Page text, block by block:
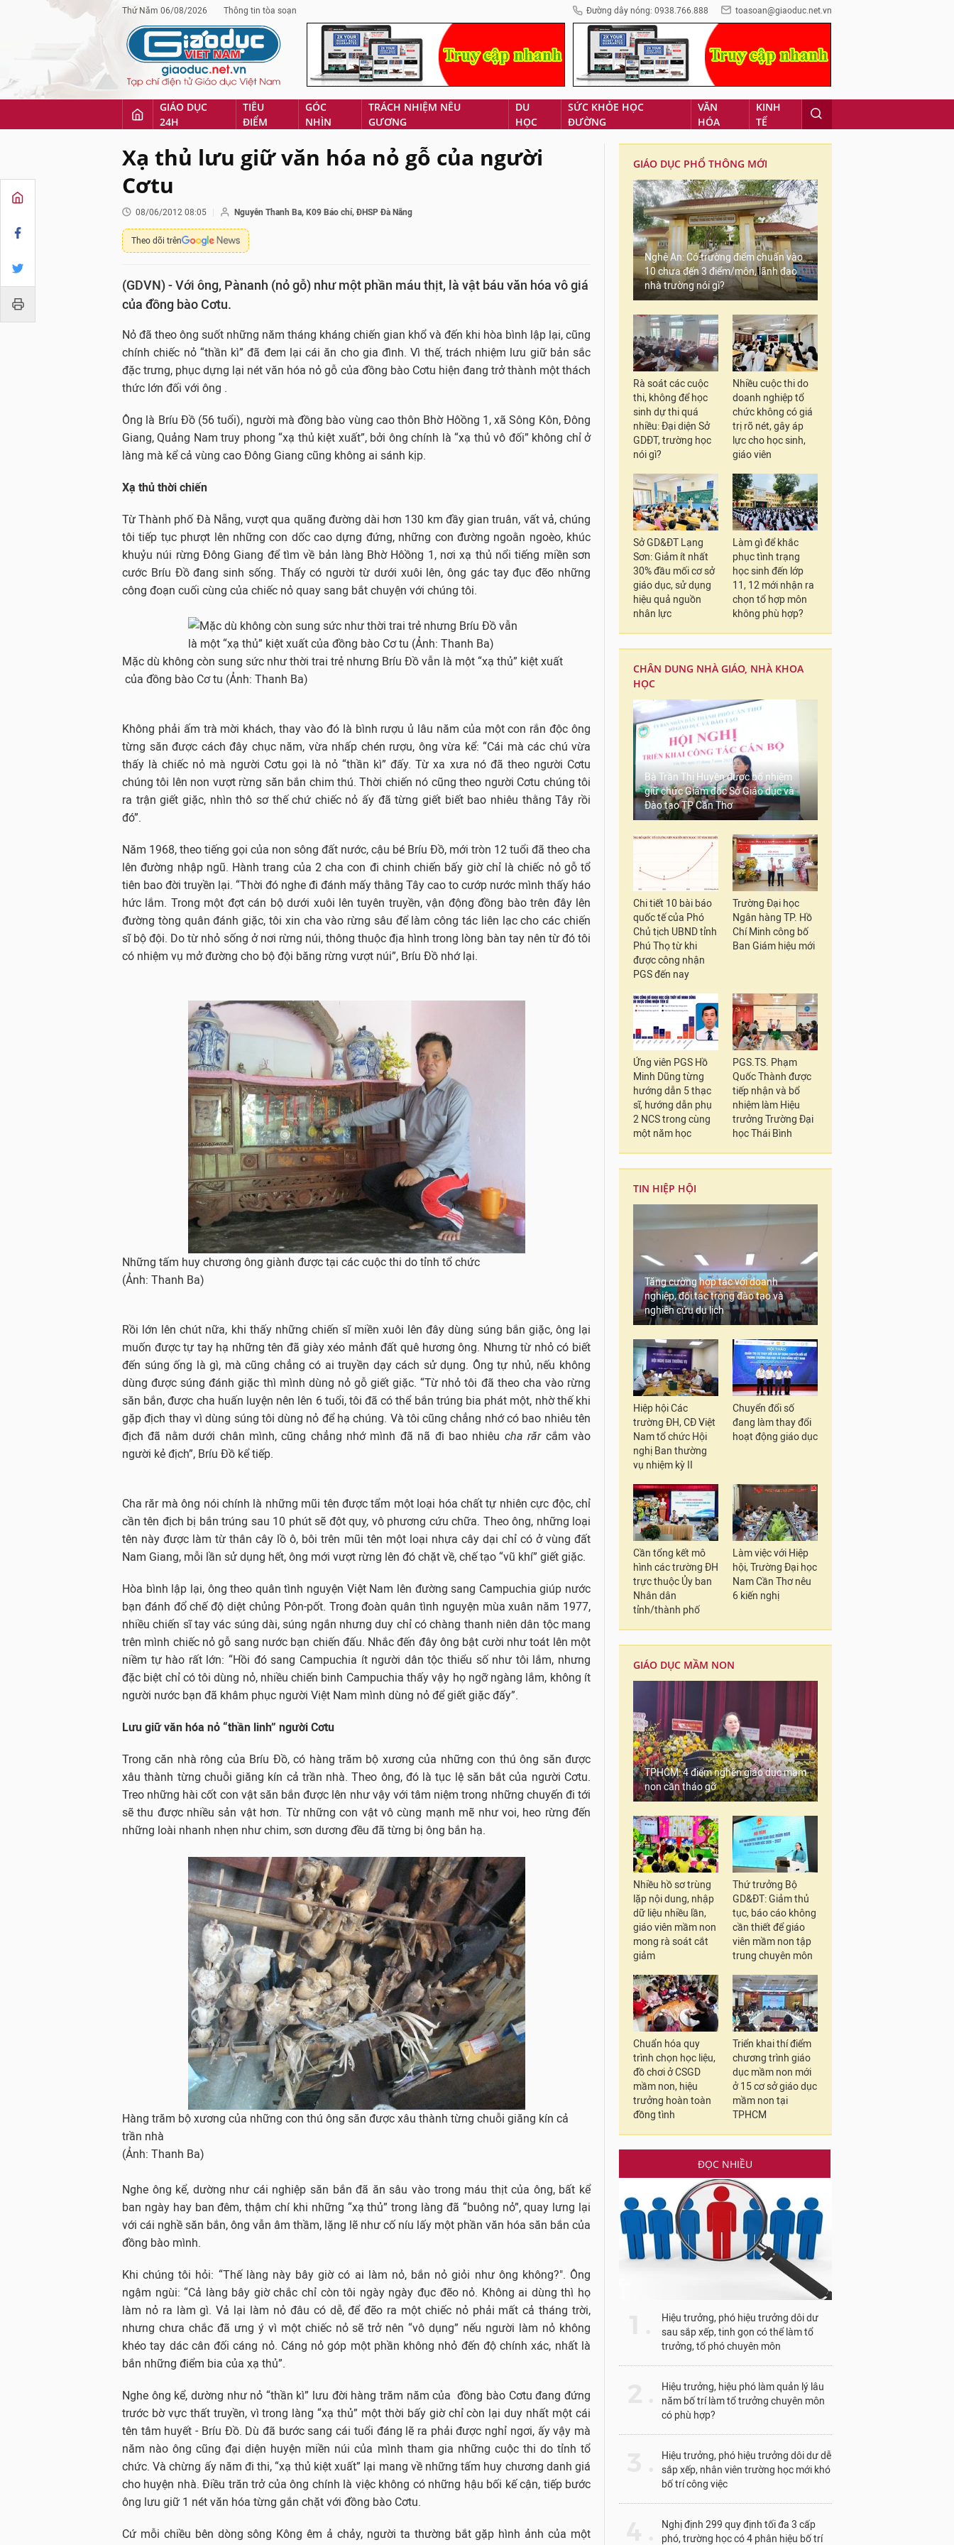
Thứ Năm 06/08/2026 Thông tin tòa soạn Đường dây nóng: 0938.766.888 toasoan@giaoduc.net.vn
GIÁO DỤC
24H
TIÊU
ĐIỂM
GÓC
NHÌN
TRÁCH NHIỆM NÊU
GƯƠNG
DU
HỌC
SỨC KHỎE HỌC
ĐƯỜNG
VĂN
HÓA
KINH
TẾ
Xạ thủ lưu giữ văn hóa nỏ gỗ của người
Cơtu
08/06/2012 08:05 Nguyễn Thanh Ba, K09 Báo chí, ĐHSP Đà Nẵng
Theo dõi trên
(GDVN) - Với ông, Pànanh (nỏ gỗ) như một phần máu thịt, là vật báu văn hóa vô giá
của đồng bào Cơtu.
Nỏ đã theo ông suốt những năm tháng kháng chiến gian khổ và đến khi hòa bình lập lại, cũng
chính chiếc nỏ “thần kì” đã đem lại cái ăn cho gia đình. Vì thế, trách nhiệm lưu giữ bản sắc
đặc trưng, phục dựng lại nét văn hóa nỏ gỗ của đồng bào Cơtu hiện đang trở thành một thách
thức lớn đối với ông .
Ông là Bríu Đồ (56 tuổi), người mà đồng bào vùng cao thôn Bhờ Hôồng 1, xã Sông Kôn, Đông
Giang, Quảng Nam truy phong “xạ thủ kiệt xuất”, bởi ông chính là “xạ thủ vô đối” không chỉ ở
làng mà kể cả vùng cao Đông Giang cũng không ai sánh kịp.
Xạ thủ thời chiến
Từ Thành phố Đà Nẵng, vượt qua quãng đường dài hơn 130 km đầy gian truân, vất vả, chúng
tôi tiếp tục phượt lên những con dốc cao dựng đứng, những con đường ngoằn ngoèo, khúc
khuỷu núi rừng Đông Giang để tìm về bản làng Bhờ Hôồng 1, nơi xạ thủ nổi tiếng miền sơn
cước Bríu Đồ đang sinh sống. Thấy có người từ dưới xuôi lên, ông gác tay đục đẽo những
công đoạn cuối cùng của chiếc nỏ quay sang bắt chuyện với chúng tôi.
Mặc dù không còn sung sức như thời trai trẻ nhưng Bríu Đồ vẫn là một “xạ thủ” kiệt xuất
của đồng bào Cơ tu (Ảnh: Thanh Ba)
Không phải ấm trà mời khách, thay vào đó là bình rượu ủ lâu năm của một con rắn độc ông
từng săn được cách đây chục năm, vừa nhấp chén rượu, ông vừa kể: “Cái mà các chú vừa
thấy là chiếc nỏ mà người Cơtu gọi là nỏ “thần kì” đấy. Từ xa xưa nó đã theo người Cơtu
chúng tôi lên non vượt rừng săn bắn chim thú. Thời chiến nó cũng theo người Cơtu chúng tôi
ra trận giết giặc, nhìn thô sơ thế chứ chiếc nỏ ấy đã từng giết biết bao nhiêu thằng Tây rồi
đó”.
Năm 1968, theo tiếng gọi của non sông đất nước, cậu bé Bríu Đồ, mới tròn 12 tuổi đã theo cha
lên đường nhập ngũ. Hành trang của 2 cha con đi chinh chiến bấy giờ chỉ là chiếc nỏ gỗ tổ
tiên bao đời truyền lại. “Thời đó nghe đi đánh mấy thằng Tây cao to cướp nước mình thấy háo
hức lắm. Trong một đợt cán bộ dưới xuôi lên tuyên truyền, vận động đồng bào trên đây lên
đường tòng quân đánh giặc, tôi xin cha vào rừng sâu để làm công tác liên lạc cho các chiến
sĩ bộ đội. Do từ nhỏ sống ở nơi rừng núi, thông thuộc địa hình trong lòng bàn tay nên từ đó tôi
có nhiệm vụ mở đường cho bộ đội băng rừng vượt núi”, Bríu Đồ nhớ lại.
Những tấm huy chương ông giành được tại các cuộc thi do tỉnh tổ chức
(Ảnh: Thanh Ba)
Rồi lớn lên chút nữa, khi thấy những chiến sĩ miền xuôi lên đây dùng súng bắn giặc, ông lại
muốn được tự tay hạ những tên đã giày xéo mảnh đất quê hương ông. Nhưng từ nhỏ có biết
đến súng ống là gì, mà cũng chẳng có ai truyền dạy cách sử dụng. Ông tự nhủ, nếu không
dùng được súng đánh giặc thì mình dùng nỏ gỗ giết giặc. “Từ nhỏ tôi đã theo cha vào rừng
săn bắn, được cha huấn luyện nên lên 6 tuổi, tôi đã có thể bắn trúng bia phát một, nhờ thế khi
gặp địch thay vì dùng súng tôi dùng nỏ để hạ chúng. Và tôi cũng chẳng nhớ có bao nhiêu tên
địch đã nằm dưới chân mình, cũng chẳng nhớ mình đã nã đi bao nhiêu cha răr cắm vào
người kẻ địch”, Bríu Đồ kể tiếp.
Cha răr mà ông nói chính là những mũi tên được tẩm một loại hóa chất tự nhiên cực độc, chỉ
cần tên địch bị bắn trúng sau 10 phút sẽ đột quỵ, vô phương cứu chữa. Theo ông, những loại
tên này được làm từ thân cây lồ ô, bôi trên mũi tên một loại nhựa cây dại chỉ có ở vùng đất
Nam Giang, mỗi lần sử dụng hết, ông mới vượt rừng lên đó chặt về, chế tạo “vũ khí” giết giặc.
Hòa bình lập lại, ông theo quân tình nguyện Việt Nam lên đường sang Campuchia giúp nước
bạn đánh đổ chế độ diệt chủng Pôn-pốt. Trong đoàn quân tình nguyện mùa xuân năm 1977,
nhiều chiến sĩ tay vác súng dài, súng ngắn nhưng duy chỉ có chàng thanh niên dân tộc mang
trên mình chiếc nỏ gỗ sang nước bạn chiến đấu. Nhắc đến đây ông bật cười như toát lên một
niềm tự hào rất lớn: “Hồi đó sang Campuchia ít người dân tộc thiểu số như tôi lắm, nhưng
đặc biệt chỉ có tôi dùng nỏ, nhiều chiến binh Campuchia thấy vậy họ ngỡ ngàng lắm, không ít
người nước bạn đã khâm phục người Việt Nam mình dùng nỏ để giết giặc đấy”.
Lưu giữ văn hóa nỏ “thần linh” người Cơtu
Trong căn nhà rông của Bríu Đồ, có hàng trăm bộ xương của những con thú ông săn được
xâu thành từng chuỗi giăng kín cả trần nhà. Theo ông, đó là tục lệ săn bắt của người Cơtu.
Treo những hài cốt con vật săn bắn được lên như vậy với tâm niệm trong những chuyến đi tới
sẽ thu được nhiều sản vật hơn. Từ những con vật vô cùng mạnh mẽ như voi, heo rừng đến
những loài nhanh nhẹn như chim, sơn dương đều đã từng bị ông bắn hạ.
Hàng trăm bộ xương của những con thú ông săn được xâu thành từng chuỗi giăng kín cả
trần nhà
(Ảnh: Thanh Ba)
Nghe ông kể, dường như cái nghiệp săn bắn đã ăn sâu vào trong máu thịt của ông, bất kể
ban ngày hay ban đêm, thậm chí khi những “xạ thủ” trong làng đã “buông nỏ”, quay lưng lại
với cái nghề săn bắn, ông vẫn âm thầm, lặng lẽ như cố níu lấy một phần văn hóa săn bắn của
đồng bào mình.
Khi chúng tôi hỏi: “Thế làng này bây giờ có ai làm nỏ, bắn nỏ giỏi như ông không?". Ông
ngậm ngùi: “Cả làng bây giờ chắc chỉ còn tôi ngày ngày đục đẽo nỏ. Không ai dùng thì họ
làm nỏ ra làm gì. Vả lại làm nỏ đâu có dễ, để đẽo ra một chiếc nỏ phải mất cả tháng trời,
nhưng chưa chắc đã ưng ý vì một chiếc nỏ sẽ trở nên “vô dụng” nếu người làm nỏ không
khéo tay dác cân đối cáng nỏ. Cáng nỏ góp một phần không nhỏ đến độ chính xác, nhất là
bắn những điểm bia của xạ thủ”.
Nghe ông kể, dường như nỏ “thần kì” lưu đời hàng trăm năm của đồng bào Cơtu đang đứng
trước bờ vực thất truyền, vì trong làng “xạ thủ” một thời bấy giờ chỉ còn lại duy nhất một cái
tên tâm huyết - Bríu Đồ. Dù đã bước sang cái tuổi đáng lẽ ra phải được nghỉ ngơi, ấy vậy mà
năm nào ông cũng đại diện huyện miền núi của mình tham gia những cuộc thi do tỉnh tổ
chức. Và chừng ấy năm đi thi, “xạ thủ kiệt xuất” lại mang về những tấm huy chương danh giá
cho huyện nhà. Điều trăn trở của ông chính là việc không có những hậu bối kế cận, tiếp bước
ông lưu giữ 1 nét văn hóa từng gắn chặt với đồng bào Cơtu.
Cứ mỗi chiều bên dòng sông Kông êm ả chảy, người ta thường bắt gặp hình ảnh của một
GIÁO DỤC PHỔ THÔNG MỚI
Nghệ An: Có trường điểm chuẩn vào
10 chưa đến 3 điểm/môn, lãnh đạo
nhà trường nói gì?
Rà soát các cuộc
thi, không để học
sinh dự thi quá
nhiều: Đại diện Sở
GDĐT, trường học
nói gì?
Nhiều cuộc thi do
doanh nghiệp tổ
chức không có giá
trị rõ nét, gây áp
lực cho học sinh,
giáo viên
Sở GD&ĐT Lạng
Sơn: Giảm ít nhất
30% đầu mối cơ sở
giáo dục, sử dụng
hiệu quả nguồn
nhân lực
Làm gì để khắc
phục tình trạng
học sinh đến lớp
11, 12 mới nhận ra
chọn tổ hợp môn
không phù hợp?
CHÂN DUNG NHÀ GIÁO, NHÀ KHOA
HỌC
Bà Trần Thị Huyền được bổ nhiệm
giữ chức Giám đốc Sở Giáo dục và
Đào tạo TP Cần Thơ
Chi tiết 10 bài báo
quốc tế của Phó
Chủ tịch UBND tỉnh
Phú Thọ từ khi
được công nhận
PGS đến nay
Trường Đại học
Ngân hàng TP. Hồ
Chí Minh công bố
Ban Giám hiệu mới
Ứng viên PGS Hồ
Minh Dũng từng
hướng dẫn 5 thạc
sĩ, hướng dẫn phụ
2 NCS trong cùng
một năm học
PGS.TS. Phạm
Quốc Thành được
tiếp nhận và bổ
nhiệm làm Hiệu
trưởng Trường Đại
học Thái Bình
TIN HIỆP HỘI
Tăng cường hợp tác với doanh
nghiệp, đối tác trong đào tạo và
nghiên cứu du lịch
Hiệp hội Các
trường ĐH, CĐ Việt
Nam tổ chức Hội
nghị Ban thường
vụ nhiệm kỳ II
Chuyển đổi số
đang làm thay đổi
hoạt động giáo dục
Cần tổng kết mô
hình các trường ĐH
trực thuộc Ủy ban
Nhân dân
tỉnh/thành phố
Làm việc với Hiệp
hội, Trường Đại học
Nam Cần Thơ nêu
6 kiến nghị
GIÁO DỤC MẦM NON
TPHCM: 4 điểm nghẽn giáo dục mầm
non cần tháo gỡ
Nhiều hồ sơ trùng
lặp nội dung, nhập
dữ liệu nhiều lần,
giáo viên mầm non
mong rà soát cắt
giảm
Thứ trưởng Bộ
GD&ĐT: Giảm thủ
tục, báo cáo không
cần thiết để giáo
viên mầm non tập
trung chuyên môn
Chuẩn hóa quy
trình chọn học liệu,
đồ chơi ở CSGD
mầm non, hiệu
trưởng hoàn toàn
đồng tình
Triển khai thí điểm
chương trình giáo
dục mầm non mới
ở 15 cơ sở giáo dục
mầm non tại
TPHCM
ĐỌC NHIỀU
Hiệu trưởng, phó hiệu trưởng dôi dư
sau sắp xếp, tinh gọn có thể làm tổ
trưởng, tổ phó chuyên môn
Hiệu trưởng, hiệu phó làm quản lý lâu
năm bố trí làm tổ trưởng chuyên môn
có phù hợp?
Hiệu trưởng, phó hiệu trưởng dôi dư dễ
sắp xếp, nhân viên trường học mới khó
bố trí công việc
Nghị định 299 quy định tối đa 3 cấp
phó, trường học có 4 phân hiệu bố trí